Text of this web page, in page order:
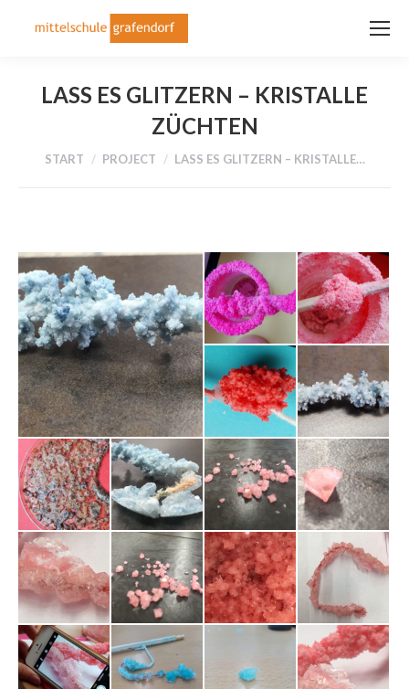
LASS ES GLITZERN – KRISTALLE
ZÜCHTEN
Sie befinden sich hier:
START PROJECT LASS ES GLITZERN – KRISTALLE…